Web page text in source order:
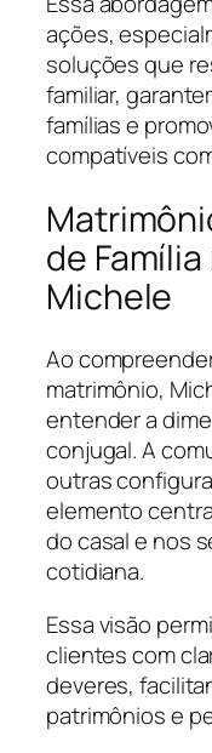
ações,
soluções que
familiar,
famílias e
compatíveis
de
Michele
Ao
matrimônio,
entender a
conjugal. A
outras
elemento
do casal e nos
cotidiana.
Essa visão
clientes com
deveres,
patrimônios e